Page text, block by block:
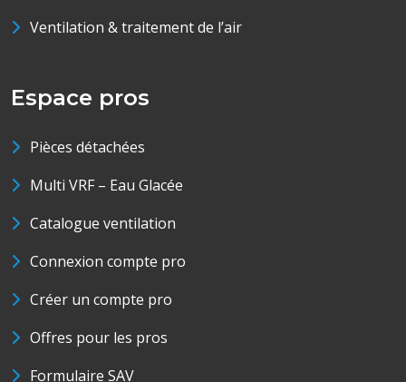
Ventilation & traitement de l’air
Espace pros
Pièces détachées
Multi VRF – Eau Glacée
Catalogue ventilation
Connexion compte pro
Créer un compte pro
Offres pour les pros
Formulaire SAV